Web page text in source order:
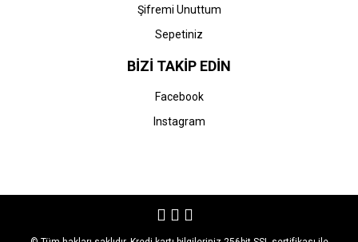
Şifremi Unuttum
Sepetiniz
BİZİ TAKİP EDİN
Facebook
Instagram